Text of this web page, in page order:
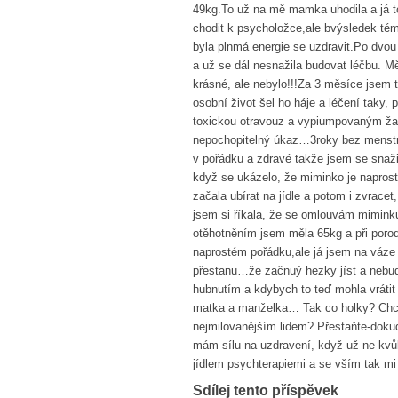
49kg.To už na mě mamka uhodila a
chodit k psycholožce,ale bvýsledek
byla plnmá energie se uzdravit.Po
a už se dál nesnažila budovat léčbu.
krásné, ale nebylo!!!Za 3 měsíce jsem
osobní život šel ho háje a léčení taky,
toxickou otravouz a vypiumpovaným
nepochopitelný úkaz…3roky bez
v pořádku a zdravé takže jsem se
když se ukázelo, že miminko je
začala ubírat na jídle a potom i
jsem si říkala, že se omlouvám
otěhotněním jsem měla 65kg a při
naprostém pořádku,ale já jsem na
přestanu…že začnuý hezky jíst a
hubnutím a kdybych to teď mohla
matka a manželka… Tak co holky?
nejmilovanějším lidem? Přestaňte-
mám sílu na uzdravení, když už ne
jídlem psychterapiemi a se vším tak
Sdílej tento příspěvek